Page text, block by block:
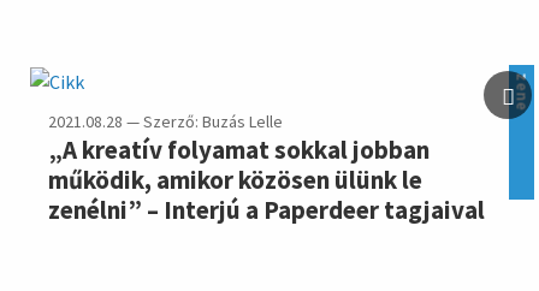
zene
2021.08.28 — Szerző: Buzás Lelle
„A kreatív folyamat sokkal jobban
működik, amikor közösen ülünk le
zenélni” – Interjú a Paperdeer tagjaival